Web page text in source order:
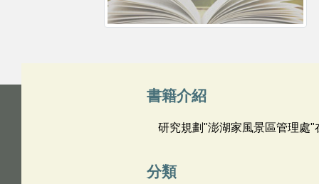
書籍介紹
研究規劃"澎湖家風景區管理處
分類